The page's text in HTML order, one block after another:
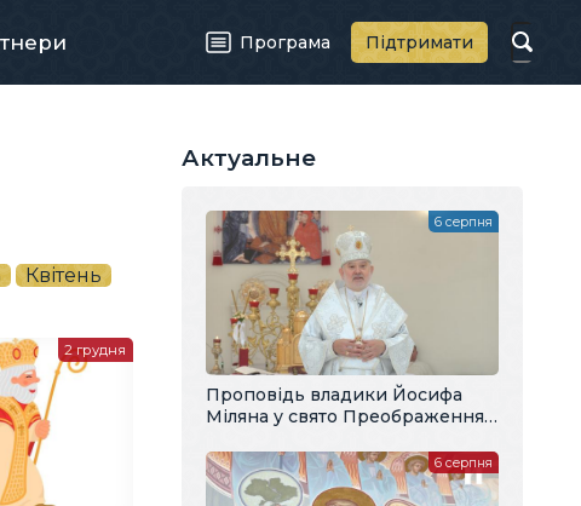
Програма Підтримати
Квітень
2 грудня
Актуальне
Проповідь владики Йосифа
Міляна у свято Преображення
6 серпня
6 серпня